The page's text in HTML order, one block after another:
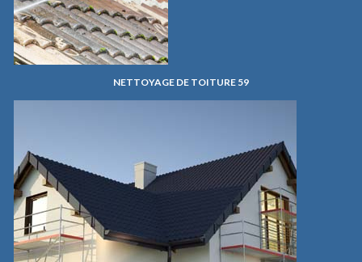
NETTOYAGE DE TOITURE 59